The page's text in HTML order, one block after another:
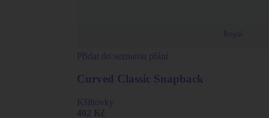
Přidat do seznamu přání
Curved Classic Snapback
Kšiltovky